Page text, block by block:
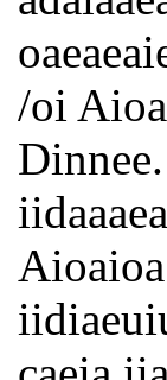
/oi